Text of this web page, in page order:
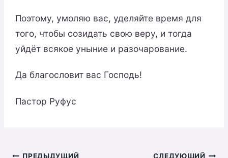
Поэтому, умоляю вас, уделяйте время для
того, чтобы созидать свою веру, и тогда
уйдёт всякое уныние и разочарование.
Да благословит вас Господь!
Пастор Руфус
ПРЕДЫДУЩИЙ СЛЕДУЮЩИЙ